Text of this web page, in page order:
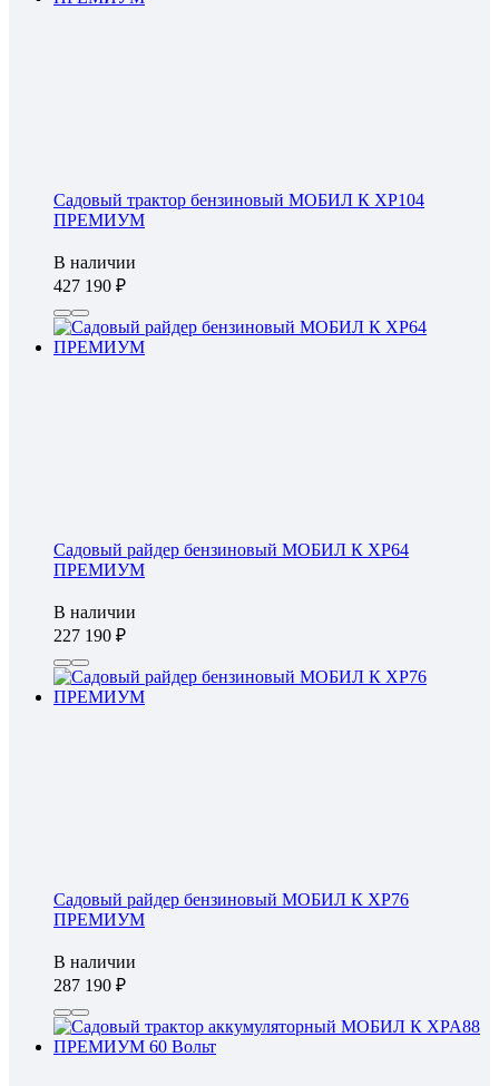
Садовый трактор бензиновый МОБИЛ К XP104
ПРЕМИУМ
В наличии
427 190
Садовый райдер бензиновый МОБИЛ К XP64
ПРЕМИУМ
В наличии
227 190
Садовый райдер бензиновый МОБИЛ К XP76
ПРЕМИУМ
В наличии
287 190